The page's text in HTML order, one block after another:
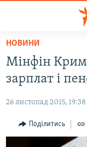
Перейти
основного
матеріалу
Перейти
до
навігації
Перейти
НОВИНИ
ВОДА.КРИМ
ВІДЕО ТА ФОТО
ПОЛІТИКА
БЛОГИ
НОВИНИ
Мінфін
зарплат і
26 листопад 2015, 19:38
Поділитись